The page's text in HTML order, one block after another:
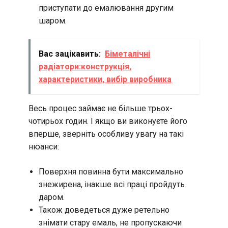
приступати до емалювання другим
шаром.
Вас зацікавить: Біметалічні
радіатори:конструкція,
характеристики, вибір виробника
Весь процес займає не більше трьох-
чотирьох годин. І якщо ви виконуєте його
вперше, зверніть особливу увагу на такі
нюанси:
Поверхня повинна бути максимально
знежирена, інакше всі праці пройдуть
даром.
Також доведеться дуже ретельно
знімати стару емаль, не пропускаючи